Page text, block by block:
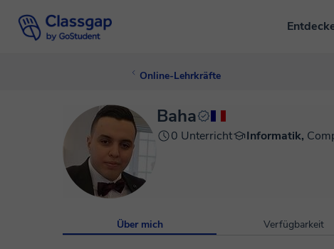
Online-Lehrkräfte
Baha
0 Unterricht Informatik,
Über mich Verfügbarkeit